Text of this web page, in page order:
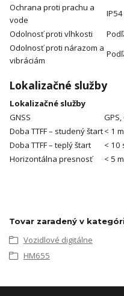
Ochrana proti prachu a
vode
IP54
Odolnosť proti vlhkosti
Odolnosť proti nárazom a
vibráciám
Lokalizačné služby
Lokalizačné služby
GNSS
GPS,
Doba TTFF – studený štart< 1
Doba TTFF – teplý štart
< 10
Horizontálna presnosť
< 5
Tovar zaradený v
Vozidlové digitálne
HM655